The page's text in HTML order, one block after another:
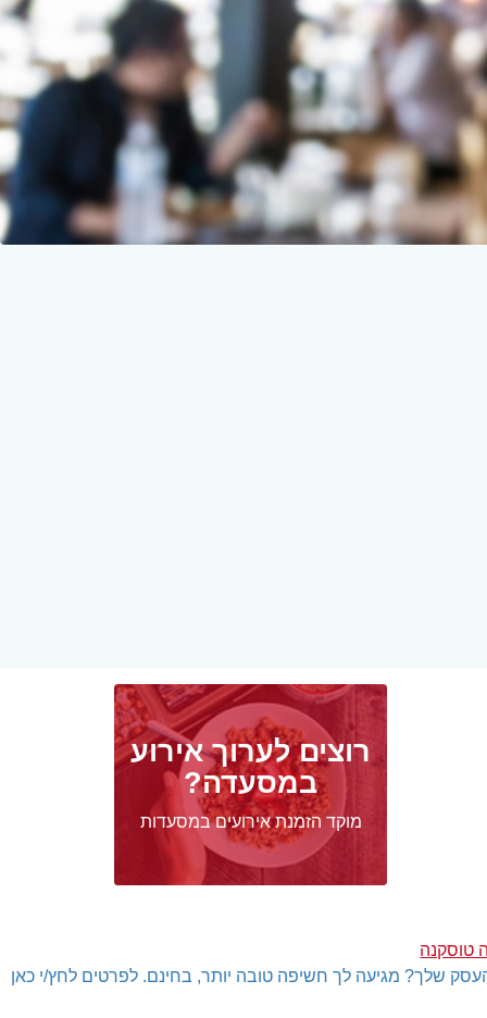
טוסקנה
רוצים לערוך אירוע
במסעדה?
מוקד הזמנת אירועים במסעדות
שלך? מגיעה לך חשיפה טובה יותר, בחינם. לפרטים לחץ/י כאן